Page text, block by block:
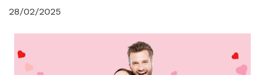
28/02/2025